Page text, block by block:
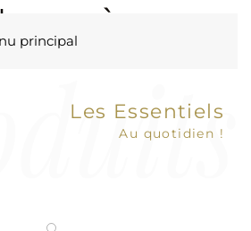
principal
Les Essentiels
Au quotidien !